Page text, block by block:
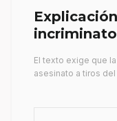
El texto exige que
asesinato a tiros